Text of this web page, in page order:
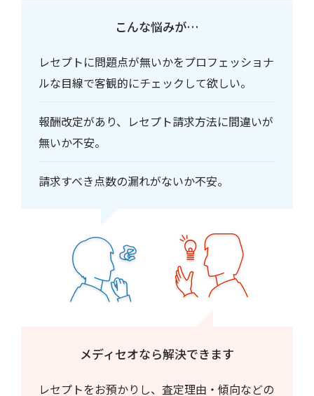
こんな悩みが…
レセプトに問題点が無いかをプロフェッショナ
ルな目線で客観的にチェックして欲しい。
報酬改定があり、レセプト請求方法に間違いが
無いか不安。
請求すべき点数の漏れがないか不安。
メディセオなら解決できます
レセプトをお預かりし、査定理由・傾向などの